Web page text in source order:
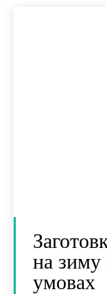
на зиму
умовах